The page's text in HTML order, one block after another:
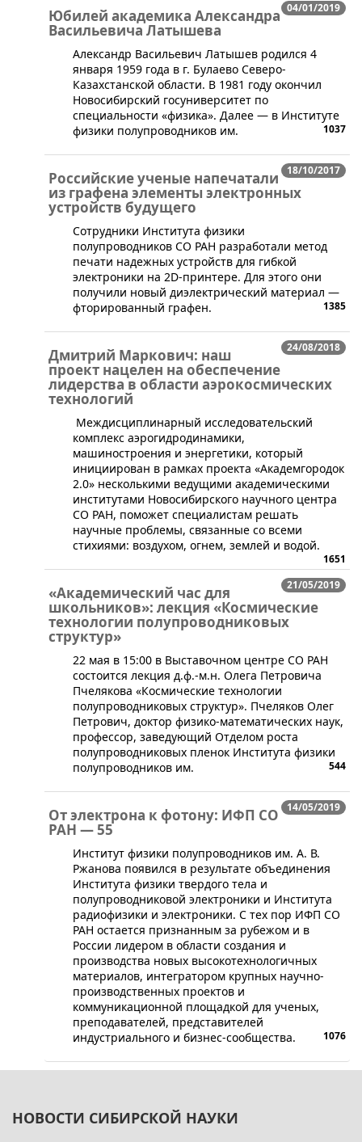
04/01/2019
Юбилей академика Александра
Васильевича Латышева
​Александр Васильевич Латышев родился 4
января 1959 года в г. Булаево Северо-
Казахстанской области. В 1981 году окончил
Новосибирский госуниверситет по
специальности «физика». Далее — в Институте
физики полупроводников им.
1037
18/10/2017
Российские ученые напечатали
из графена элементы электронных
устройств будущего
Сотрудники Института физики
полупроводников СО РАН разработали метод
печати надежных устройств для гибкой
электроники на 2D-принтере. Для этого они
получили новый диэлектрический материал —
фторированный графен.
1385
24/08/2018
Дмитрий Маркович: наш
проект нацелен на обеспечение
лидерства в области аэрокосмических
технологий
Междисциплинарный исследовательский
комплекс аэрогидродинамики,
машиностроения и энергетики, который
инициирован в рамках проекта «Академгородок
2.0» несколькими ведущими академическими
институтами Новосибирского научного центра
СО РАН, поможет специалистам решать
научные проблемы, связанные со всеми
стихиями: воздухом, огнем, землей и водой.
1651
21/05/2019
«Академический час для
школьников»: лекция «Космические
технологии полупроводниковых
структур»
​22 мая в 15:00 в Выставочном центре СО РАН
состоится лекция д.ф.-м.н. Олега Петровича
Пчелякова «Космические технологии
полупроводниковых структур». ​Пчеляков Олег
Петрович, доктор физико-математических наук,
профессор, заведующий Отделом роста
полупроводниковых пленок Института физики
полупроводников им.
544
14/05/2019
От электрона к фотону: ИФП СО
РАН — 55
​​Институт физики полупроводников им. А. В.
Ржанова появился в результате объединения
Института физики твердого тела и
полупроводниковой электроники и Института
радиофизики и электроники. С тех пор ИФП СО
РАН остается признанным за рубежом и в
России лидером в области создания и
производства новых высокотехнологичных
материалов, интегратором крупных научно-
производственных проектов и
коммуникационной площадкой для ученых,
преподавателей, представителей
индустриального и бизнес-сообщества.
1076
НОВОСТИ СИБИРСКОЙ НАУКИ